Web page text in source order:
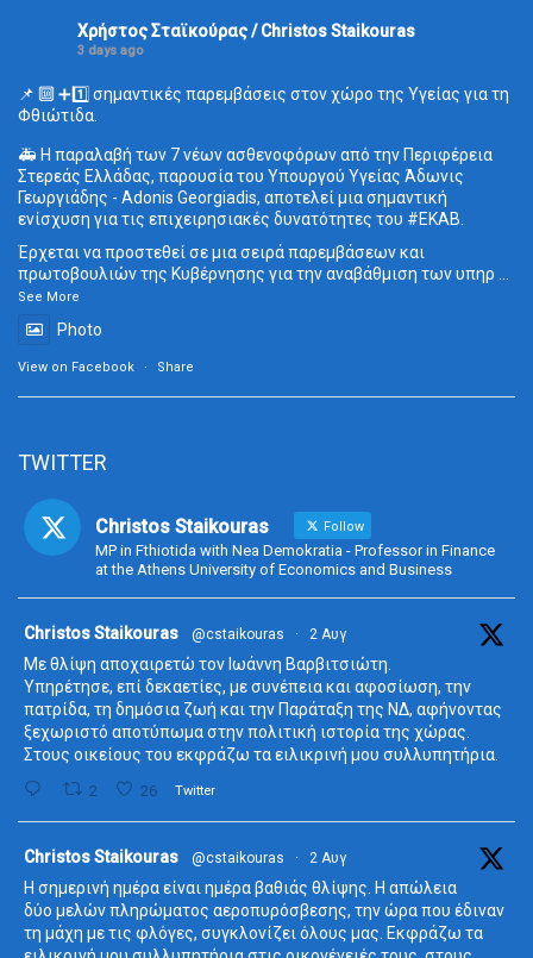
Χρήστος Σταϊκούρας / Christos Staikouras
3 days ago
📌 🔟 ➕1️⃣ σημαντικές παρεμβάσεις στον χώρο της Υγείας για τη
Φθιώτιδα.
🚑 Η παραλαβή των 7 νέων ασθενοφόρων από την Περιφέρεια
Στερεάς Ελλάδας, παρουσία του Υπουργού Υγείας Άδωνις
Γεωργιάδης - Adonis Georgiadis, αποτελεί μια σημαντική
ενίσχυση για τις επιχειρησιακές δυνατότητες του #ΕΚΑΒ.
Έρχεται να προστεθεί σε μια σειρά παρεμβάσεων και
πρωτοβουλιών της Κυβέρνησης για την αναβάθμιση των υπηρ ...
See More
Photo
View on Facebook · Share
TWITTER
Christos Staikouras Follow
MP in Fthiotida with Nea Demokratia - Professor in Finance
at the Athens University of Economics and Business
Christos Staikouras @cstaikouras · 2 Αυγ
Με θλίψη αποχαιρετώ τον Ιωάννη Βαρβιτσιώτη.
Υπηρέτησε, επί δεκαετίες, με συνέπεια και αφοσίωση, την
πατρίδα, τη δημόσια ζωή και την Παράταξη της ΝΔ, αφήνοντας
ξεχωριστό αποτύπωμα στην πολιτική ιστορία της χώρας.
Στους οικείους του εκφράζω τα ειλικρινή μου συλλυπητήρια.
2 26 Twitter
Christos Staikouras @cstaikouras · 2 Αυγ
Η σημερινή ημέρα είναι ημέρα βαθιάς θλίψης. Η απώλεια
δύο μελών πληρώματος αεροπυρόσβεσης, την ώρα που έδιναν
τη μάχη με τις φλόγες, συγκλονίζει όλους μας. Εκφράζω τα